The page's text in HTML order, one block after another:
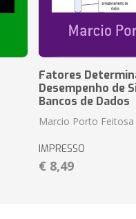
Fatores
Desempenho de
Bancos de Dados
Marcio Porto Feitosa
IMPRESSO
€ 8,49